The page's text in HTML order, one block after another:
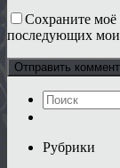
Сохраните моё
последующих
Рубрики